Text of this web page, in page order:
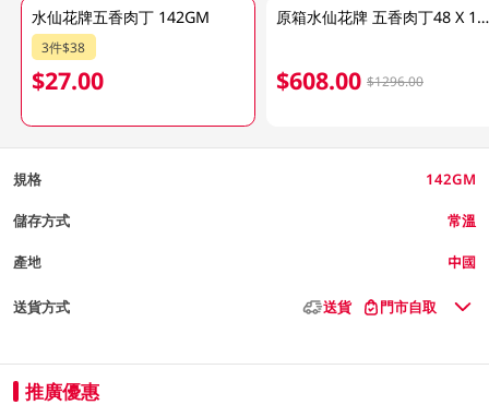
水仙花牌五香肉丁 142GM
3件$38
$27.00
原箱水仙花牌 五香肉丁48 X 142 GM
$608.00 $1296.00
規格 142GM
儲存方式 常溫
產地 中國
送貨方式 送貨 門市自取
推廣優惠